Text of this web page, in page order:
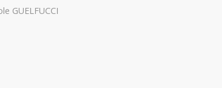
GUELFUCCI